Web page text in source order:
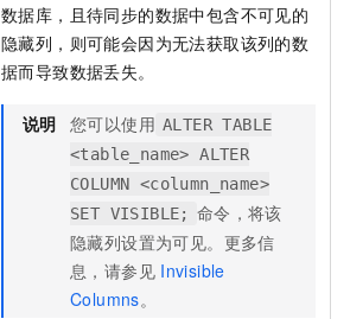
数据库，且待同步的数据中包含不可见的
隐藏列，则可能会因为无法获取该列的数
据而导致数据丢失。
说明 您可以使用 ALTER TABLE
<table_name> ALTER
COLUMN <column_name>
SET VISIBLE;
命令，将该
隐藏列设置为可见。更多信
息，请参见 Invisible
Columns。